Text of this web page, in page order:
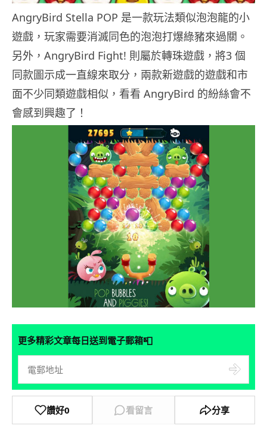
AngryBird Stella POP 是一款玩法類似泡泡龍的小
遊戲，玩家需要消滅同色的泡泡打爆綠豬來過關。
另外，AngryBird Fight! 則屬於轉珠遊戲，將3 個
同款圖示成一直線來取分，兩款新遊戲的遊戲和市
面不少同類遊戲相似，看看 AngryBird 的紛絲會不
會感到興趣了！
更多精彩文章每日送到電子郵箱📮
讚好0 看留言 分享